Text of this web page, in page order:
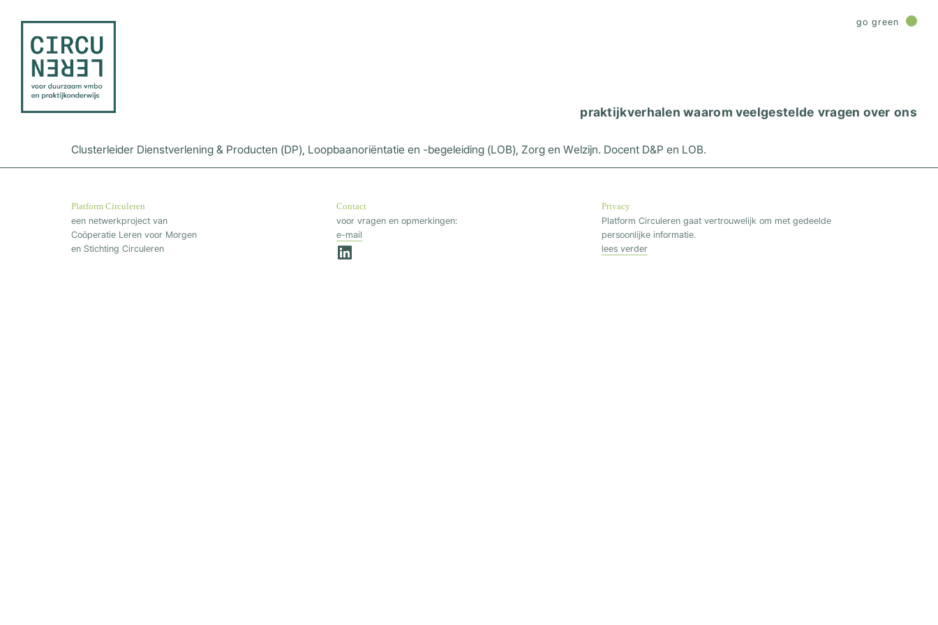
go green
praktijkverhalen waarom veelgestelde vragen over ons
Clusterleider Dienstverlening & Producten (DP), Loopbaanoriëntatie en -begeleiding (LOB), Zorg en Welzijn. Docent D&P en LOB.
Platform Circuleren
een netwerkproject van
Coöperatie Leren voor Morgen
en Stichting Circuleren
Contact
voor vragen en opmerkingen:
e-mail
Privacy
Platform Circuleren gaat vertrouwelijk om met gedeelde
persoonlijke informatie.
lees verder